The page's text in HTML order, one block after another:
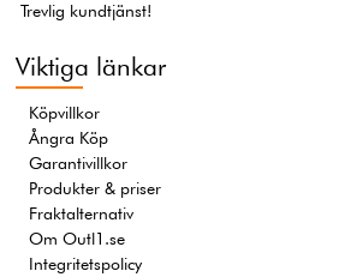
Trevlig kundtjänst!
Viktiga länkar
Köpvillkor
Ångra Köp
Garantivillkor
Produkter & priser
Fraktalternativ
Om Outl1.se
Integritetspolicy